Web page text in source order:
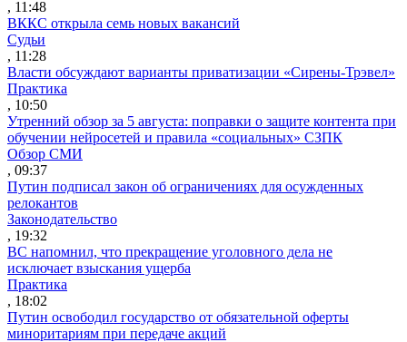
, 11:48
ВККС открыла семь новых вакансий
Судьи
, 11:28
Власти обсуждают варианты приватизации «Сирены-Трэвел»
Практика
, 10:50
Утренний обзор за 5 августа: поправки о защите контента при
обучении нейросетей и правила «социальных» СЗПК
Обзор СМИ
, 09:37
Путин подписал закон об ограничениях для осужденных
релокантов
Законодательство
, 19:32
ВС напомнил, что прекращение уголовного дела не
исключает взыскания ущерба
Практика
, 18:02
Путин освободил государство от обязательной оферты
миноритариям при передаче акций